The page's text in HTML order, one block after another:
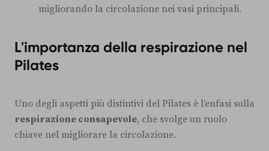
migliorando la circolazione nei vasi principali.
L'importanza della respirazione nel
Pilates
Uno degli aspetti più distintivi del Pilates è l’enfasi sulla
respirazione consapevole, che svolge un ruolo
chiave nel migliorare la circolazione.